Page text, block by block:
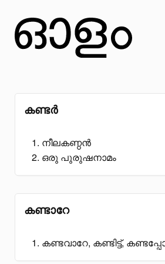
കണ്ടർ
നീലകണ്ഠൻ
ഒരു പുരുഷനാമം
കണ്ടാറേ
കണ്ടവാറേ, കണ്ടിട്ട്,